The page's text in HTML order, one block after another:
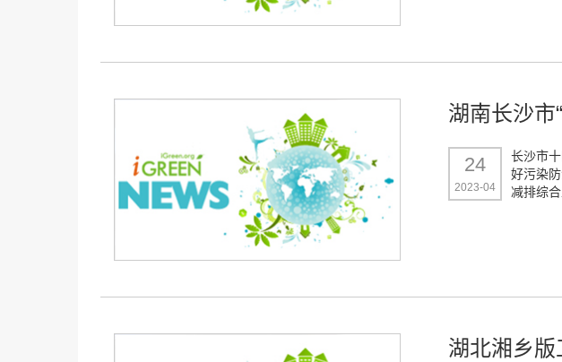
湖南长沙市
24
2023-04
长沙市
好污染
减排综
湖北湘乡